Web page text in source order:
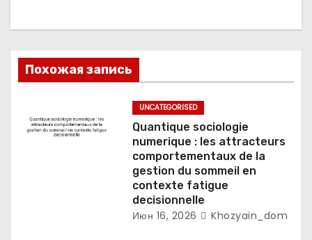
о
з
а
п
Похожая запись
UNCATEGORISED
Quantique sociologie
numerique : les attracteurs
comportementaux de la
gestion du sommeil en
contexte fatigue
decisionnelle
Июн 16, 2026 Khozyain_dom